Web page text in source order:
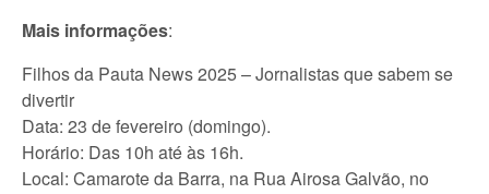
Mais informações:
Filhos da Pauta News 2025 – Jornalistas que sabem se
divertir
Data: 23 de fevereiro (domingo).
Horário: Das 10h até às 16h.
Local: Camarote da Barra, na Rua Airosa Galvão, no